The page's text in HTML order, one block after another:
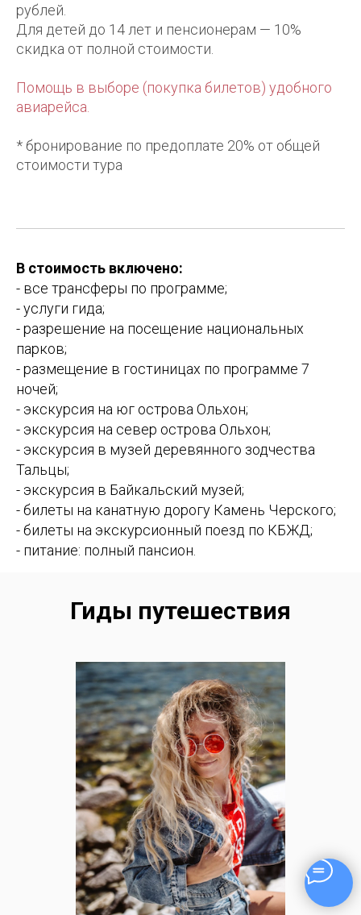
рублей.
Для детей до 14 лет и пенсионерам — 10%
скидка от полной стоимости.
Помощь в выборе (покупка билетов) удобного
авиарейса.
* бронирование по предоплате 20% от общей
стоимости тура
В стоимость включено:
- все трансферы по программе;
- услуги гида;
- разрешение на посещение национальных
парков;
- размещение в гостиницах по программе 7
ночей;
- экскурсия на юг острова Ольхон;
- экскурсия на север острова Ольхон;
- экскурсия в музей деревянного зодчества
Тальцы;
- экскурсия в Байкальский музей;
- билеты на канатную дорогу Камень Черского;
- билеты на экскурсионный поезд по КБЖД;
- питание: полный пансион.
Гиды путешествия